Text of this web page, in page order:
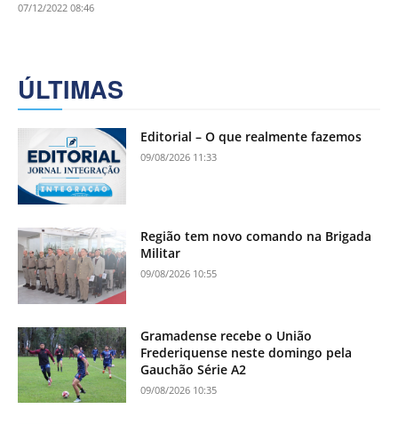
07/12/2022 08:46
ÚLTIMAS
Editorial – O que realmente fazemos
09/08/2026 11:33
Região tem novo comando na Brigada
Militar
09/08/2026 10:55
Gramadense recebe o União
Frederiquense neste domingo pela
Gauchão Série A2
09/08/2026 10:35